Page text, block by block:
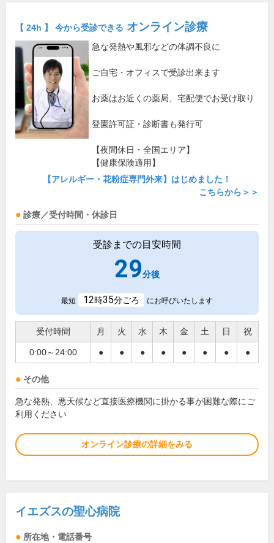
【 24h 】 今から受診できる オンライン診療
急な発熱や風邪などの体調不良に
ご自宅・オフィスで受診出来ます
お薬はお近くの薬局、宅配便でお受け取り
登園許可証・診断書も発行可
【夜間休日・全国エリア】
【健康保険適用】
【アレルギー・花粉症専門外来】はじめました！
こちらから＞＞
診療／受付時間・休診日
受診までの目安時間
29分後
最短 12時35分ごろ にお呼びいたします
受付時間 月 火 水 木 金 土 日 祝
0:00～24:00 ● ● ● ● ● ● ● ●
その他
急な発熱、悪天候など直接医療機関に掛かる事が困難な際にご
利用ください
オンライン診療の詳細をみる
イエズスの聖心病院
所在地・電話番号